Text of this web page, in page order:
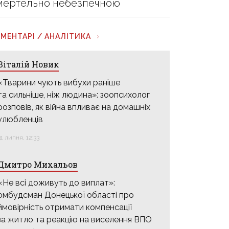
небезпечною
/ АНАЛІТИКА
Новик
чують вибухи раніше
сильніше, ніж людина»: зоопсихолог
як війна впливає на домашніх
липня, 12:33
Михальов
всі доживуть до виплат»:
Донецької області про
отримати компенсації
житло та реакцію на виселення ВПО